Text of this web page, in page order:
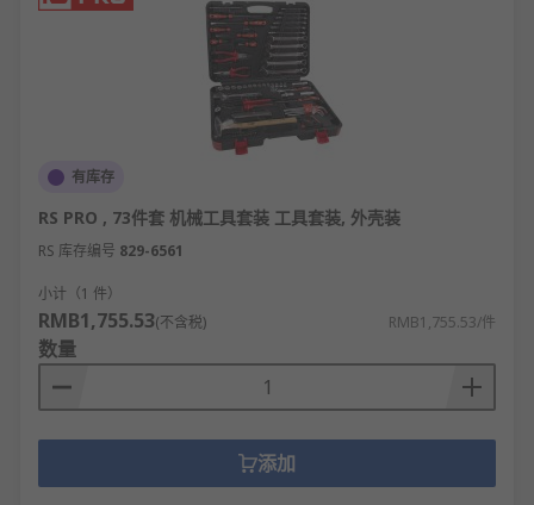
有库存
RS PRO , 73件套 机械工具套装 工具套装, 外壳装
RS 库存编号 829-6561
小计（1 件）
RMB1,755.53(不含税) RMB1,755.53/件
数量
添加